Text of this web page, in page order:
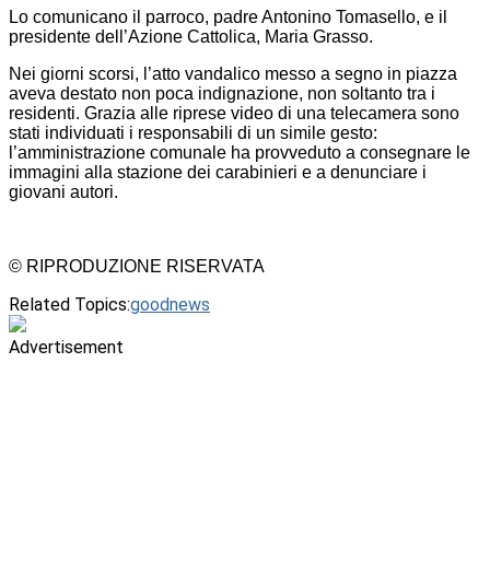
Lo comunicano il parroco, padre Antonino Tomasello, e il
presidente dell’Azione Cattolica, Maria Grasso.
Nei giorni scorsi, l’atto vandalico messo a segno in piazza
aveva destato non poca indignazione, non soltanto tra i
residenti. Grazia alle riprese video di una telecamera sono
stati individuati i responsabili di un simile gesto:
l’amministrazione comunale ha provveduto a consegnare le
immagini alla stazione dei carabinieri e a denunciare i
giovani autori.
© RIPRODUZIONE RISERVATA
Related Topics:goodnews
Advertisement